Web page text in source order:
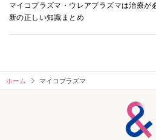
マイコプラズマ・ウレアプラズマは治療
新の正しい知識まとめ
ホーム マイコプラズマ